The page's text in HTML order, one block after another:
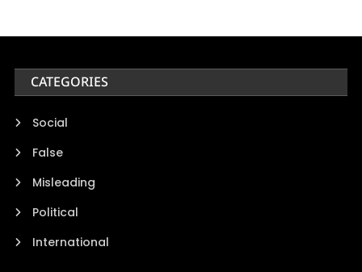
CATEGORIES
Social
False
Misleading
Political
International